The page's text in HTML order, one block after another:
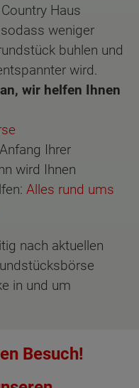
Haus
weniger
buhlen und
wird.
wir helfen Ihnen
Ihrer
wird Ihnen
Alles rund ums
nach aktuellen
in und um
Besuch!